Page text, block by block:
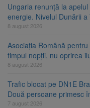
Ungaria renunță la
energie. Nivelul Dunării
8 august 2026
Asociația Română
timpul nopții, nu oprirea
8 august 2026
Trafic blocat pe DN1E
Două persoane primesc
7 august 2026